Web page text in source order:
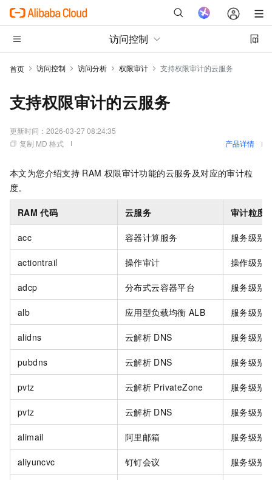
访问控制
首页 访问控制 访问分析 权限审计 支持权限审计的云服务
支持权限审计的云服务
更新时间： 2026-03-27 08:24:35
复制 MD 格式
产品详情
本文为您介绍支持 RAM 权限审计功能的云服务及对应的审计粒
度。
RAM 代码 云服务 审计粒度
acc 容器计算服务 服务级别
actiontrail 操作审计 操作级别
adcp 分布式云容器平台 服务级别
alb 应用型负载均衡 ALB 服务级别
alidns 云解析 DNS 服务级别
pubdns 云解析 DNS 服务级别
pvtz 云解析 PrivateZone 服务级别
pvtz 云解析 DNS 服务级别
alimail 阿里邮箱 服务级别
aliyuncvc 钉钉会议 服务级别